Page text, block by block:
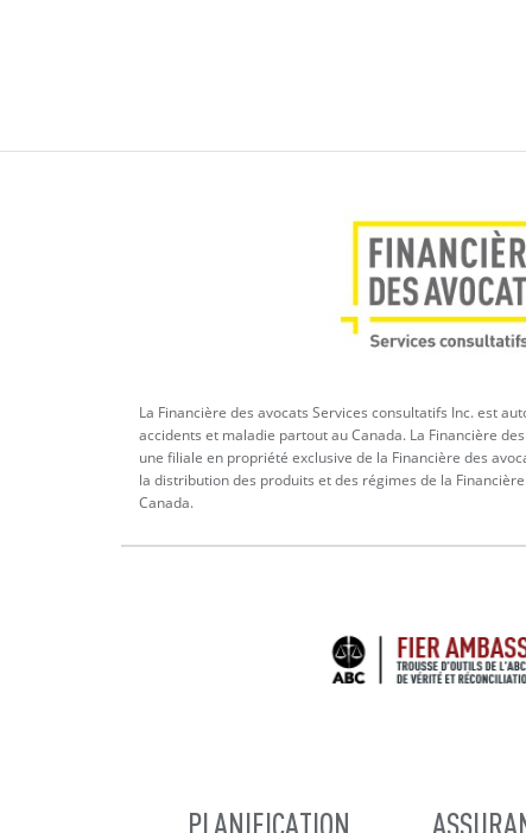
La Financière des avocats Services consultatifs Inc. est
accidents et maladie partout au Canada. La Financière
une filiale en propriété exclusive de la Financière des
la distribution des produits et des régimes de la
Canada.
PLANIFICATION